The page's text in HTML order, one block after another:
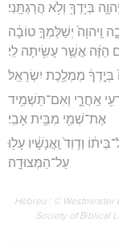
בְּיָדְךָ֖ וְלֹ֥א הֲרַגְתָּֽנִי׃
וַֽיהוָה֙ יְשַׁלֶּמְךָ֣ טוֹבָ֔ה
הַזֶּ֔ה אֲשֶׁ֥ר עָשִׂ֖יתָה לִֽי׃
בְּיָ֣דְךָ֔ מַמְלֶ֖כֶת יִשְׂרָאֵֽל׃
אַֽחֲרָ֑י וְאִם־תַּשְׁמִ֥יד
אֶת־שְׁמִ֖י מִבֵּ֥ית אָבִֽי׃
וְדָוִד֙ וַֽאֲנָשָׁ֔יו עָל֖וּ
עַל־הַמְּצוּדָֽה׃
Hébreu : © Westminster
Society of Biblical